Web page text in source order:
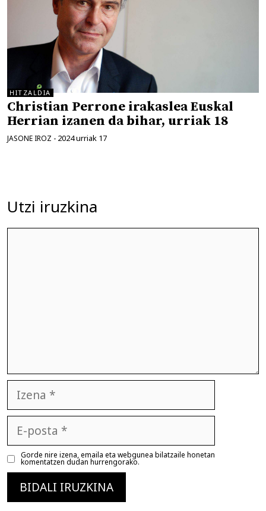
HITZALDIA
Christian Perrone irakaslea Euskal
Herrian izanen da bihar, urriak 18
JASONE IROZ - 2024 urriak 17
Utzi iruzkina
posta
Gorde nire izena, emaila eta webgunea bilatzaile honetan
komentatzen dudan hurrengorako.